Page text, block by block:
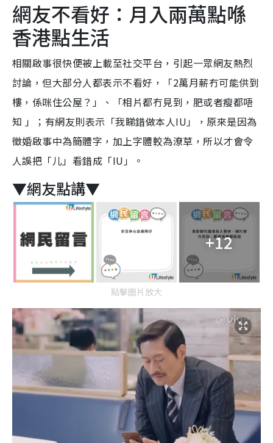
網友不看好：月入兩萬點喺
香港點生活
相關啟事很快便被上載至社交平台，引起一眾網友熱烈
討論，但大部分人都表示不看好，「2萬月薪冇可能供到
樓，係咪住公屋？」、「相片都冇見到，肥或者瘦都唔
知 」；有網友則表示「我睇錯做本人IU」，原來是因為
徵婚啟事中為簡體字，加上字體較為潦草，所以才會令
人誤把「儿」看錯成「IU」。
▼網友點講▼
+12
點擊圖片放大